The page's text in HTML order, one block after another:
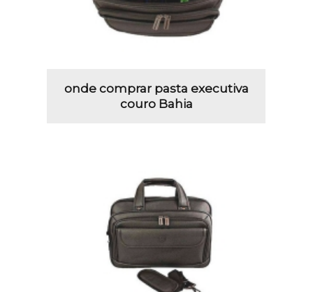
onde comprar pasta executiva
couro Bahia